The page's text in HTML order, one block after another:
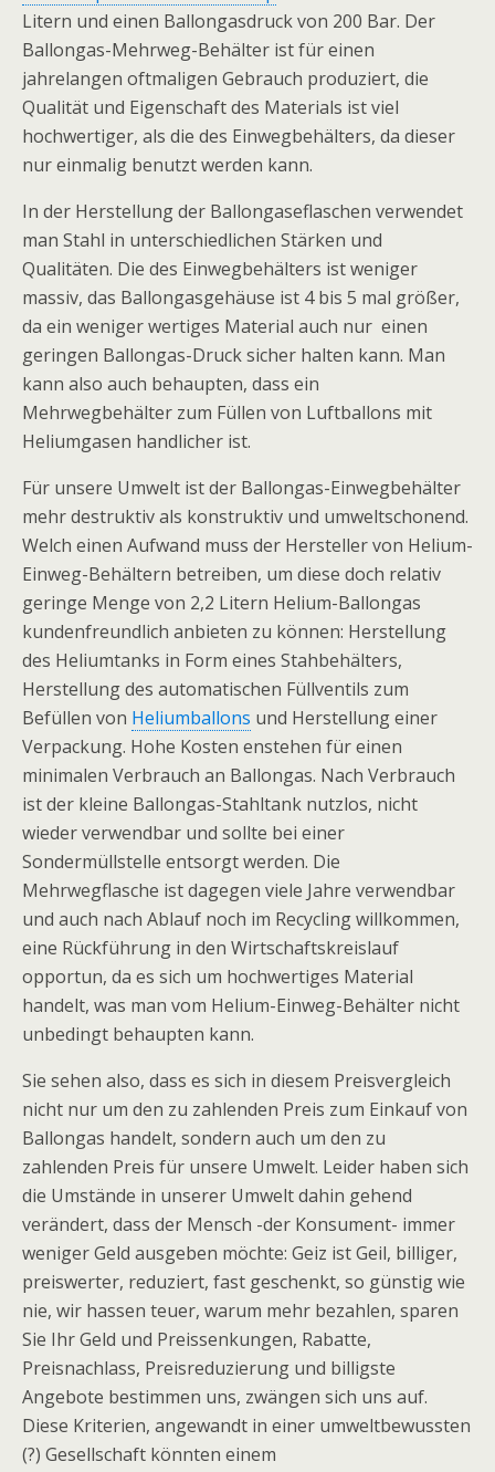
Litern und einen Ballongasdruck von 200 Bar. Der
Ballongas-Mehrweg-Behälter ist für einen
jahrelangen oftmaligen Gebrauch produziert, die
Qualität und Eigenschaft des Materials ist viel
hochwertiger, als die des Einwegbehälters, da dieser
nur einmalig benutzt werden kann.
In der Herstellung der Ballongaseflaschen verwendet
man Stahl in unterschiedlichen Stärken und
Qualitäten. Die des Einwegbehälters ist weniger
massiv, das Ballongasgehäuse ist 4 bis 5 mal größer,
da ein weniger wertiges Material auch nur einen
geringen Ballongas-Druck sicher halten kann. Man
kann also auch behaupten, dass ein
Mehrwegbehälter zum Füllen von Luftballons mit
Heliumgasen handlicher ist.
Für unsere Umwelt ist der Ballongas-Einwegbehälter
mehr destruktiv als konstruktiv und umweltschonend.
Welch einen Aufwand muss der Hersteller von Helium-
Einweg-Behältern betreiben, um diese doch relativ
geringe Menge von 2,2 Litern Helium-Ballongas
kundenfreundlich anbieten zu können: Herstellung
des Heliumtanks in Form eines Stahbehälters,
Herstellung des automatischen Füllventils zum
Befüllen von Heliumballons und Herstellung einer
Verpackung. Hohe Kosten enstehen für einen
minimalen Verbrauch an Ballongas. Nach Verbrauch
ist der kleine Ballongas-Stahltank nutzlos, nicht
wieder verwendbar und sollte bei einer
Sondermüllstelle entsorgt werden. Die
Mehrwegflasche ist dagegen viele Jahre verwendbar
und auch nach Ablauf noch im Recycling willkommen,
eine Rückführung in den Wirtschaftskreislauf
opportun, da es sich um hochwertiges Material
handelt, was man vom Helium-Einweg-Behälter nicht
unbedingt behaupten kann.
Sie sehen also, dass es sich in diesem Preisvergleich
nicht nur um den zu zahlenden Preis zum Einkauf von
Ballongas handelt, sondern auch um den zu
zahlenden Preis für unsere Umwelt. Leider haben sich
die Umstände in unserer Umwelt dahin gehend
verändert, dass der Mensch -der Konsument- immer
weniger Geld ausgeben möchte: Geiz ist Geil, billiger,
preiswerter, reduziert, fast geschenkt, so günstig wie
nie, wir hassen teuer, warum mehr bezahlen, sparen
Sie Ihr Geld und Preissenkungen, Rabatte,
Preisnachlass, Preisreduzierung und billigste
Angebote bestimmen uns, zwängen sich uns auf.
Diese Kriterien, angewandt in einer umweltbewussten
(?) Gesellschaft könnten einem